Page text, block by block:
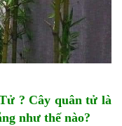
? Cây quân tử là
như thế nào?